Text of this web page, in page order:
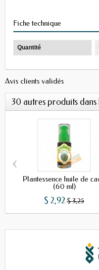
Fiche technique
Quantité
Avis clients validés
30 autres produits
Plantessence huile de
(60 ml)
$ 2,92 $ 3,25
‹